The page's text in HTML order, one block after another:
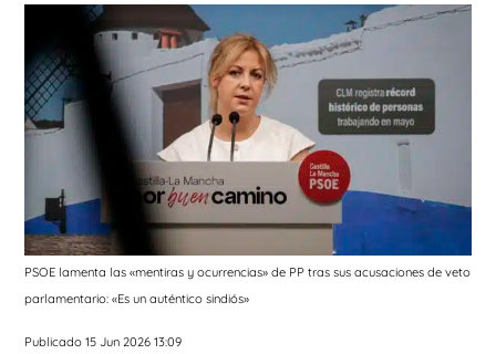
PSOE lamenta las «mentiras y ocurrencias» de PP tras sus acusaciones de veto
parlamentario: «Es un auténtico sindiós»
Publicado 15 Jun 2026 13:09